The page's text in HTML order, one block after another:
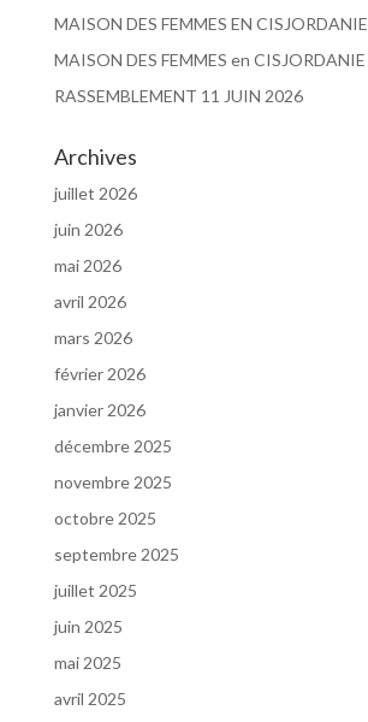
MAISON DES FEMMES EN CISJORDANIE
MAISON DES FEMMES en CISJORDANIE
RASSEMBLEMENT 11 JUIN 2026
Archives
juillet 2026
juin 2026
mai 2026
avril 2026
mars 2026
février 2026
janvier 2026
décembre 2025
novembre 2025
octobre 2025
septembre 2025
juillet 2025
juin 2025
mai 2025
avril 2025